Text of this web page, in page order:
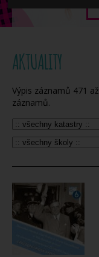
AKTUALITY
Výpis záznamů 471 až
záznamů.